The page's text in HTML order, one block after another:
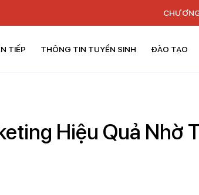
TIẾP THÔNG TIN TUYỂN SINH ĐÀO TẠO
Hiệu Quả Nhờ